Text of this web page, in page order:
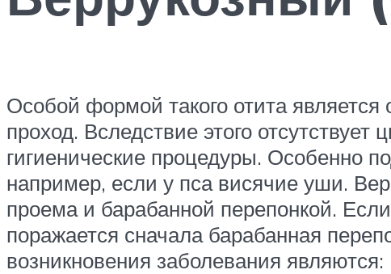
Особой формой такого отита
проход. Вследствие этого
гигиенические процедуры. Особенно
например, если у пса висячие уши.
проема и барабанной перепонкой.
поражается сначала барабанная
возникновения заболевания являются: